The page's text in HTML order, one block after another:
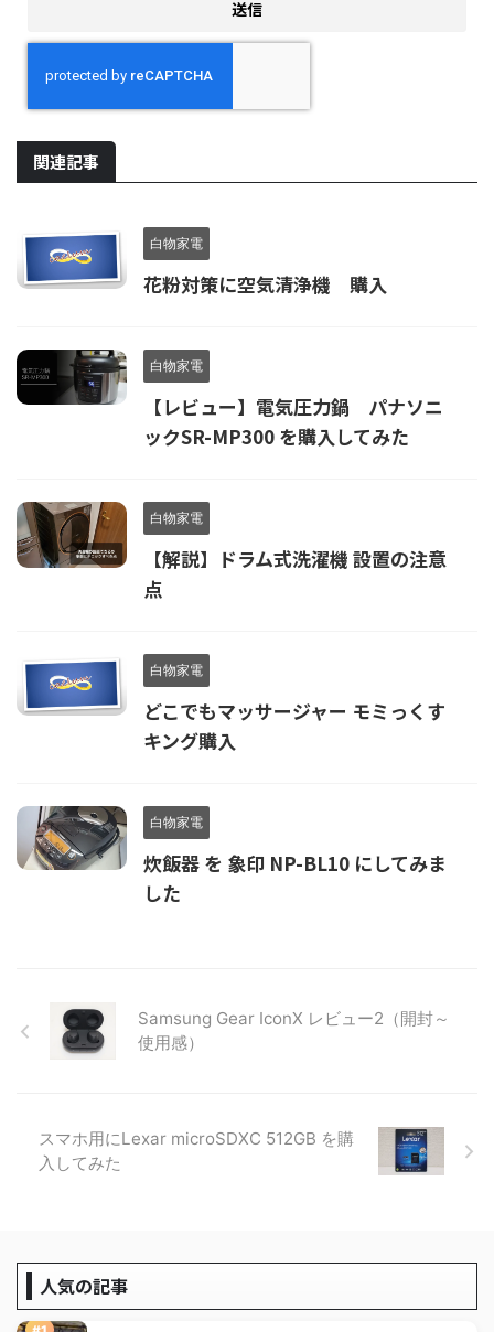
関連記事
白物家電
花粉対策に空気清浄機 購入
白物家電
【レビュー】電気圧力鍋 パナソニ
ックSR-MP300 を購入してみた
白物家電
【解説】ドラム式洗濯機 設置の注意
点
白物家電
どこでもマッサージャー モミっくす
キング購入
白物家電
炊飯器 を 象印 NP-BL10 にしてみま
した
Samsung Gear IconX レビュー2（開封～
使用感）
スマホ用にLexar microSDXC 512GB を購
入してみた
人気の記事